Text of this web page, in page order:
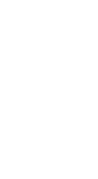
و
وسع
على